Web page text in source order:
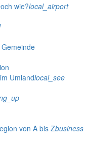
wie?local_airport
Umlandlocal_see
von A bis Zbusiness